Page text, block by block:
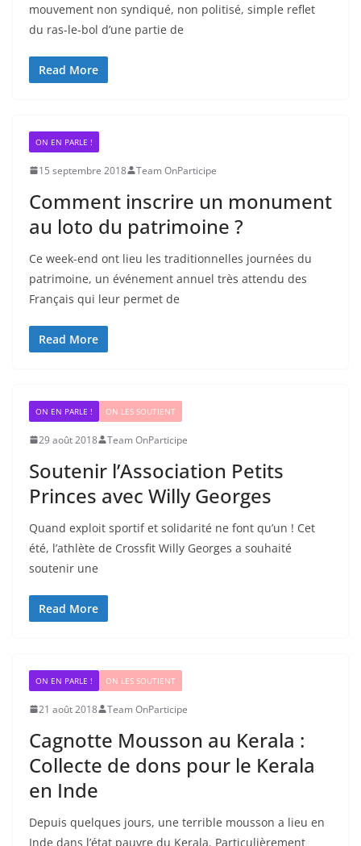
mouvement non syndiqué, non politisé, simple reflet
du ras-le-bol d’une partie de
Read More
ON EN PARLE !
15 septembre 2018 Team OnParticipe
Comment inscrire un monument
au loto du patrimoine ?
Ce week-end ont lieu les traditionnelles journées du
patrimoine, un événement annuel très attendu des
Français qui leur permet de
Read More
ON EN PARLE ! ON LES SOUTIENT
29 août 2018 Team OnParticipe
Soutenir l’Association Petits
Princes avec Willy Georges
Quand exploit sportif et solidarité ne font qu’un ! Cet
été, l’athlète de Crossfit Willy Georges a souhaité
soutenir une
Read More
ON EN PARLE ! ON LES SOUTIENT
21 août 2018 Team OnParticipe
Cagnotte Mousson au Kerala :
Collecte de dons pour le Kerala
en Inde
Depuis quelques jours, une terrible mousson a lieu en
Inde dans l’état pauvre du Kerala. Particulièrement